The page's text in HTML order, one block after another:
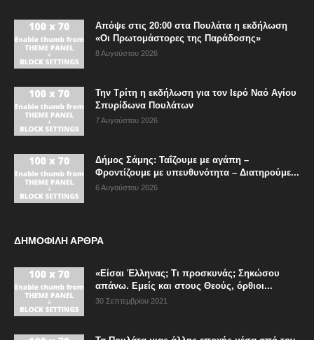
Απόψε στις 20:00 στα Πουλάτα η εκδήλωση
«Οι Πρωτομάστορες της Παράδοσης»
8 Αυγούστου 2026
Την Τρίτη η εκδήλωση για τον Ιερό Ναό Αγίου
Σπυρίδωνα Πουλάτων
7 Αυγούστου 2026
Δήμος Σάμης: Ταΐζουμε με αγάπη –
Φροντίζουμε με υπευθυνότητα – Διατηρούμε...
6 Αυγούστου 2026
ΔΗΜΟΦΙΛΗ ΑΡΘΡΑ
«Είσαι Έλληνας; Τι προσκυνάς; Σηκώσου
απάνω. Εμείς και στους Θεούς, όρθιοι...
30 Σεπτεμβρίου 2021